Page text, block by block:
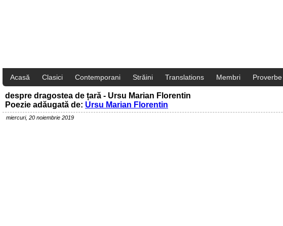
Acasă Clasici Contemporani Străini Translations Membri Proverbe
despre dragostea de țară - Ursu Marian Florentin
Poezie adăugată de: Ursu Marian Florentin
miercuri, 20 noiembrie 2019